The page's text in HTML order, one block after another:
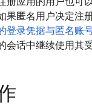
果匿名用户决定注
登录凭据与匿名账
会话中继续使用其